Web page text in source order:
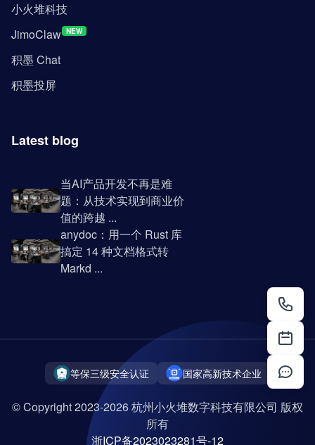
小火堆科技
JimoClaw NEW
积墨 Chat
积墨投屏
Latest blog
当AI产品开发不再是难
题：从技术实现到商业价
值的跨越 ...
anydoc：用一个 Rust 库
搞定 14 种文档格式转
Markd ...
等保三级安全认证 国家高新技术企业
© Copyright 2023-2026 杭州小火堆数字科技有限公司 版权
所有
浙ICP备2023023281号-12